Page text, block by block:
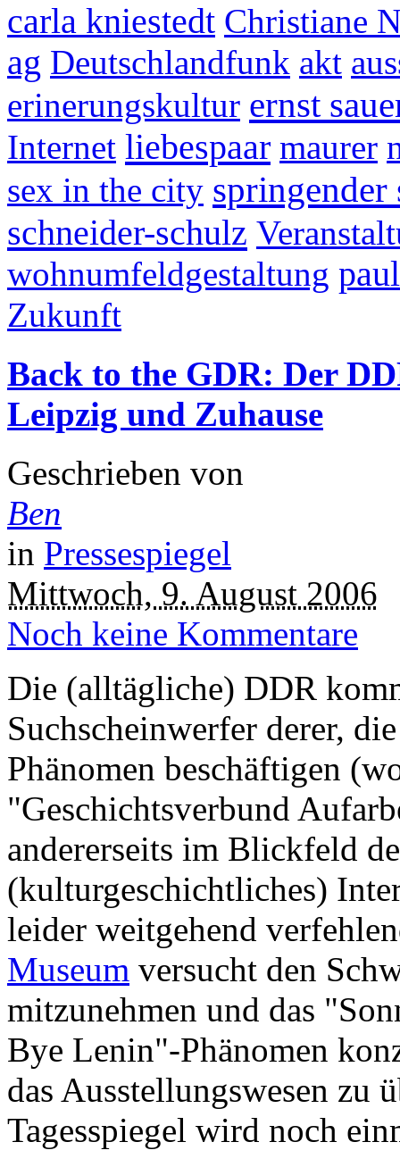
carla kniestedt Christiane
ag Deutschlandfunk akt
erinerungskultur ernst
Internet liebespaar maurer
sex in the city springender
schneider-schulz
wohnumfeldgestaltung
Zukunft
Back to the GDR: Der
Leipzig und Zuhause
Geschrieben von
Ben
in Pressespiegel
Mittwoch, 9. August 2006
Noch keine Kommentare
Die (alltägliche) DDR
Suchscheinwerfer derer,
Phänomen beschäftigen
"Geschichtsverbund
andererseits im Blickfeld
(kulturgeschichtliches)
leider weitgehend
Museum versucht den
mitzunehmen und das
Bye Lenin"-Phänomen
das Ausstellungswesen zu
Tagesspiegel wird noch